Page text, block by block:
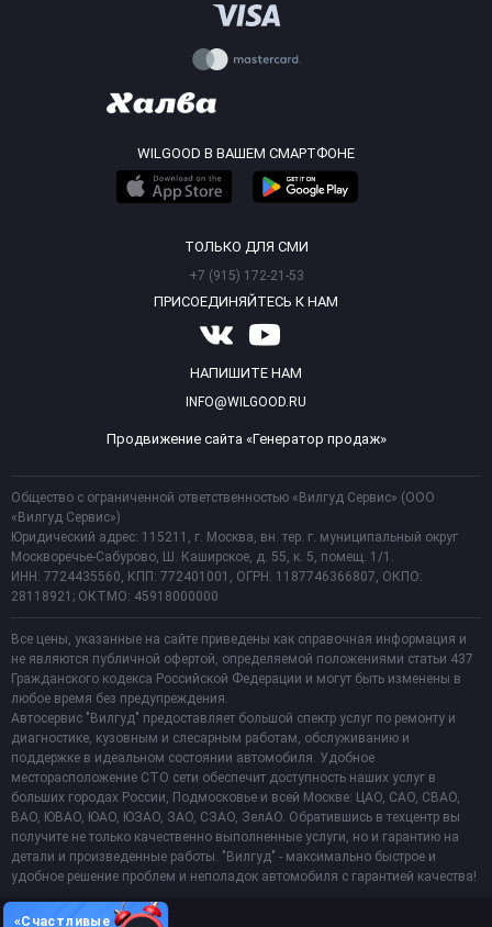
WILGOOD В ВАШЕМ СМАРТФОНЕ
ТОЛЬКО ДЛЯ СМИ
+7 (915) 172-21-53
ПРИСОЕДИНЯЙТЕСЬ К НАМ
НАПИШИТЕ НАМ
INFO@WILGOOD.RU
Продвижение сайта «Генератор продаж»
Общество с ограниченной ответственностью «Вилгуд Сервис» (ООО
«Вилгуд Сервис»)
Юридический адрес: 115211, г. Москва, вн. тер. г. муниципальный округ
Москворечье-Сабурово, Ш. Каширское, д. 55, к. 5, помещ. 1/1.
ИНН: 7724435560, КПП: 772401001, ОГРН: 1187746366807, ОКПО:
28118921; ОКТМО: 45918000000
Все цены, указанные на сайте приведены как справочная информация и
не являются публичной офертой, определяемой положениями статьи 437
Гражданского кодекса Российской Федерации и могут быть изменены в
любое время без предупреждения.
Автосервис "Вилгуд" предоставляет большой спектр услуг по ремонту и
диагностике, кузовным и слесарным работам, обслуживанию и
поддержке в идеальном состоянии автомобиля. Удобное
месторасположение СТО сети обеспечит доступность наших услуг в
больших городах России, Подмосковье и всей Москве: ЦАО, САО, СВАО,
ВАО, ЮВАО, ЮАО, ЮЗАО, ЗАО, СЗАО, ЗелАО. Обратившись в техцентр вы
получите не только качественно выполненные услуги, но и гарантию на
детали и произведенные работы. "Вилгуд" - максимально быстрое и
удобное решение проблем и неполадок автомобиля с гарантией качества!
«Счастливые